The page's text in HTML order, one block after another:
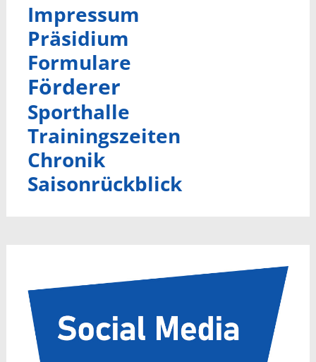
Impressum
Präsidium
Formulare
Förderer
Sporthalle
Trainingszeiten
Chronik
Saisonrückblick